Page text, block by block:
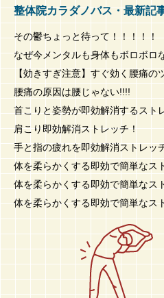
整体院カラダノバス・最新記
その鬱ちょっと待って！！！！！
なぜ今メンタルも身体もボロボロ
【効きすぎ注意】すぐ効く腰痛の
腰痛の原因は腰じゃない!!!!
首こりと姿勢が即効解消するスト
肩こり即効解消ストレッチ！
手と指の疲れを即効解消ストレッ
体を柔らかくする即効で簡単なス
体を柔らかくする即効で簡単なス
体を柔らかくする即効で簡単なス